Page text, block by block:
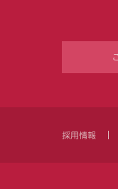
採用情報